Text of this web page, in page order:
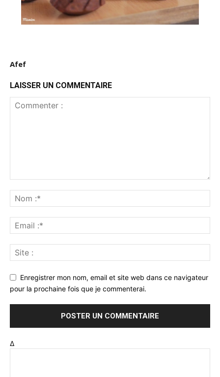
Afef
LAISSER UN COMMENTAIRE
Enregistrer mon nom, email et site web dans ce navigateur
pour la prochaine fois que je commenterai.
Δ